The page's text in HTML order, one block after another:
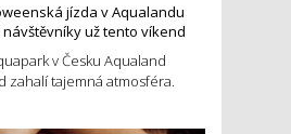
jízda v Aqualandu
už tento víkend
v Česku Aqualand
zahalí tajemná atmosféra.